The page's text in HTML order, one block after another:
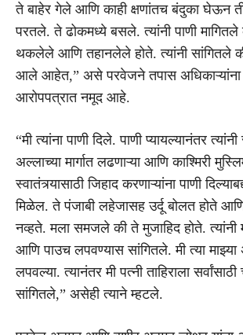
ते बाहेर गेले आणि काही क्षणांतच बंदुका घेऊन
परतले. ते ढोकमध्ये बसले. त्यांनी पाणी
थकलेले आणि तहानलेले होते. त्यांनी सांगितले
आले आहेत,” असे परवेजने तपास अधिकाऱ्यांना
आरोपपत्रात नमूद आहे.
“मी त्यांना पाणी दिले. पाणी प्यायल्यानंतर
अल्लाच्या मार्गात लढणाऱ्या आणि काश्मिरी
स्वातंत्र्यासाठी जिहाद करणाऱ्यांना पाणी
मिळेल. ते पंजाबी लहेजासह उर्दू बोलत होते आणि
नव्हते. मला समजले की ते मुजाहिद होते. त्यांनी
आणि पाउच लपवण्यास सांगितले. मी त्या
लपवल्या. त्यानंतर मी पत्नी ताहिराला
सांगितले,” असेही त्याने म्हटले.